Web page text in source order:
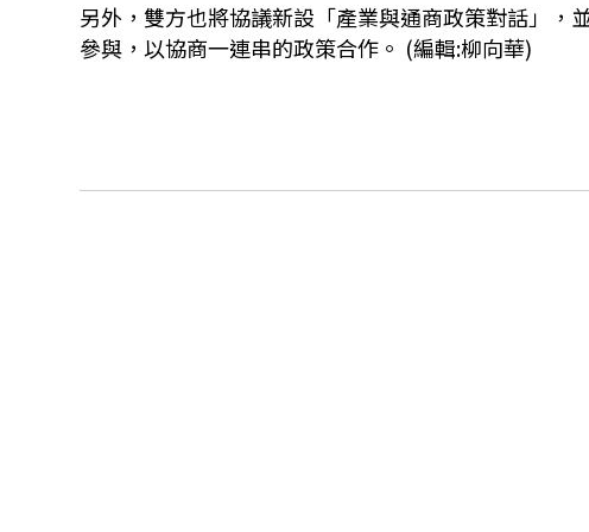
另外，雙方也將協議新設「產業與通商政策對話」，
參與，以協商一連串的政策合作。 (編輯:柳向華)